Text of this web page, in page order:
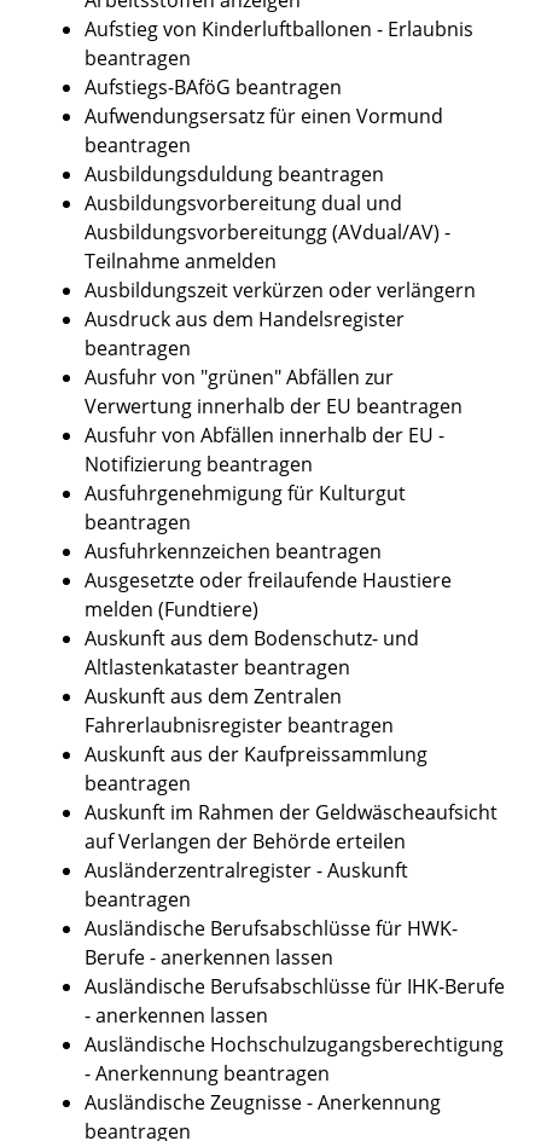
Aufstieg von Kinderluftballonen - Erlaubnis
beantragen
Aufstiegs-BAföG beantragen
Aufwendungsersatz für einen Vormund
beantragen
Ausbildungsduldung beantragen
Ausbildungsvorbereitung dual und
Ausbildungsvorbereitungg (AVdual/AV) -
Teilnahme anmelden
Ausbildungszeit verkürzen oder verlängern
Ausdruck aus dem Handelsregister
beantragen
Ausfuhr von "grünen" Abfällen zur
Verwertung innerhalb der EU beantragen
Ausfuhr von Abfällen innerhalb der EU -
Notifizierung beantragen
Ausfuhrgenehmigung für Kulturgut
beantragen
Ausfuhrkennzeichen beantragen
Ausgesetzte oder freilaufende Haustiere
melden (Fundtiere)
Auskunft aus dem Bodenschutz- und
Altlastenkataster beantragen
Auskunft aus dem Zentralen
Fahrerlaubnisregister beantragen
Auskunft aus der Kaufpreissammlung
beantragen
Auskunft im Rahmen der Geldwäscheaufsicht
auf Verlangen der Behörde erteilen
Ausländerzentralregister - Auskunft
beantragen
Ausländische Berufsabschlüsse für HWK-
Berufe - anerkennen lassen
Ausländische Berufsabschlüsse für IHK-Berufe
- anerkennen lassen
Ausländische Hochschulzugangsberechtigung
- Anerkennung beantragen
Ausländische Zeugnisse - Anerkennung
beantragen